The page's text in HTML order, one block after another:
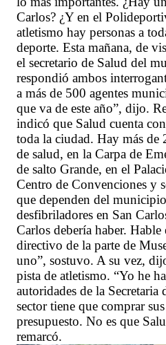
Carlos? ¿Y en el
atletismo hay personas a
deporte. Esta mañana, de
el secretario de Salud del
respondió ambos
a más de 500 agentes
que va de este año”, dijo.
indicó que Salud cuenta
toda la ciudad. Hay más de
de salud, en la Carpa de
de salto Grande, en el
Centro de Convenciones y
que dependen del
desfibriladores en San
Carlos debería haber.
directivo de la parte de
uno”, sostuvo. A su vez,
pista de atletismo. “Yo he
autoridades de la Secretaria
sector tiene que comprar
presupuesto. No es que
remarcó.